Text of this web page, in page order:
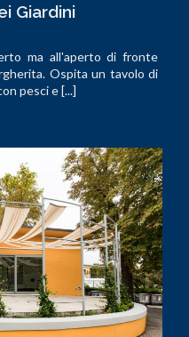
Giardini
ma all'aperto di fronte
Ospita un tavolo di
pesci e [...]